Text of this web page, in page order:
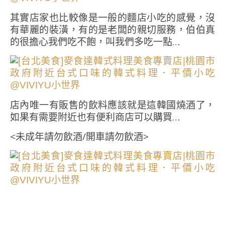
其實店家也比較像是一般的麵店小吃的感覺，沒
有華麗的裝潢，有的是老闆的親切服務，伯伯真
的很擔心我們吃不飽，叫我們多吃一點…
店內唯一有販售的飲料應該就是這韓國燒酒了，
如果有需要附近也有便利商店可以購買…
<未成年請勿飲酒/開車請勿飲酒>